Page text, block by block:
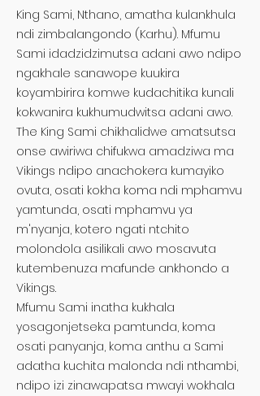
King Sami, Nthano, amatha kulankhula
ndi zimbalangondo (Karhu). Mfumu
Sami idadzidzimutsa adani awo ndipo
ngakhale sanawope kuukira
koyambirira komwe kudachitika kunali
kokwanira kukhumudwitsa adani awo.
The King Sami chikhalidwe amatsutsa
onse awiriwa chifukwa amadziwa ma
Vikings ndipo anachokera kumayiko
ovuta, osati kokha koma ndi mphamvu
yamtunda, osati mphamvu ya
m'nyanja, kotero ngati ntchito
molondola asilikali awo mosavuta
kutembenuza mafunde ankhondo a
Vikings.
Mfumu Sami inatha kukhala
yosagonjetseka pamtunda, koma
osati panyanja, koma anthu a Sami
adatha kuchita malonda ndi nthambi,
ndipo izi zinawapatsa mwayi wokhala